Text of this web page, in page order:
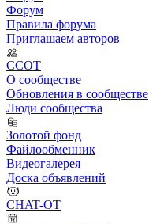
Форум
Правила форума
Приглашаем авторов
ССОТ
О сообществе
Обновления в сообществе
Люди сообщества
Золотой фонд
Файлообменник
Видеогалерея
Доска объявлений
CHAT-OT